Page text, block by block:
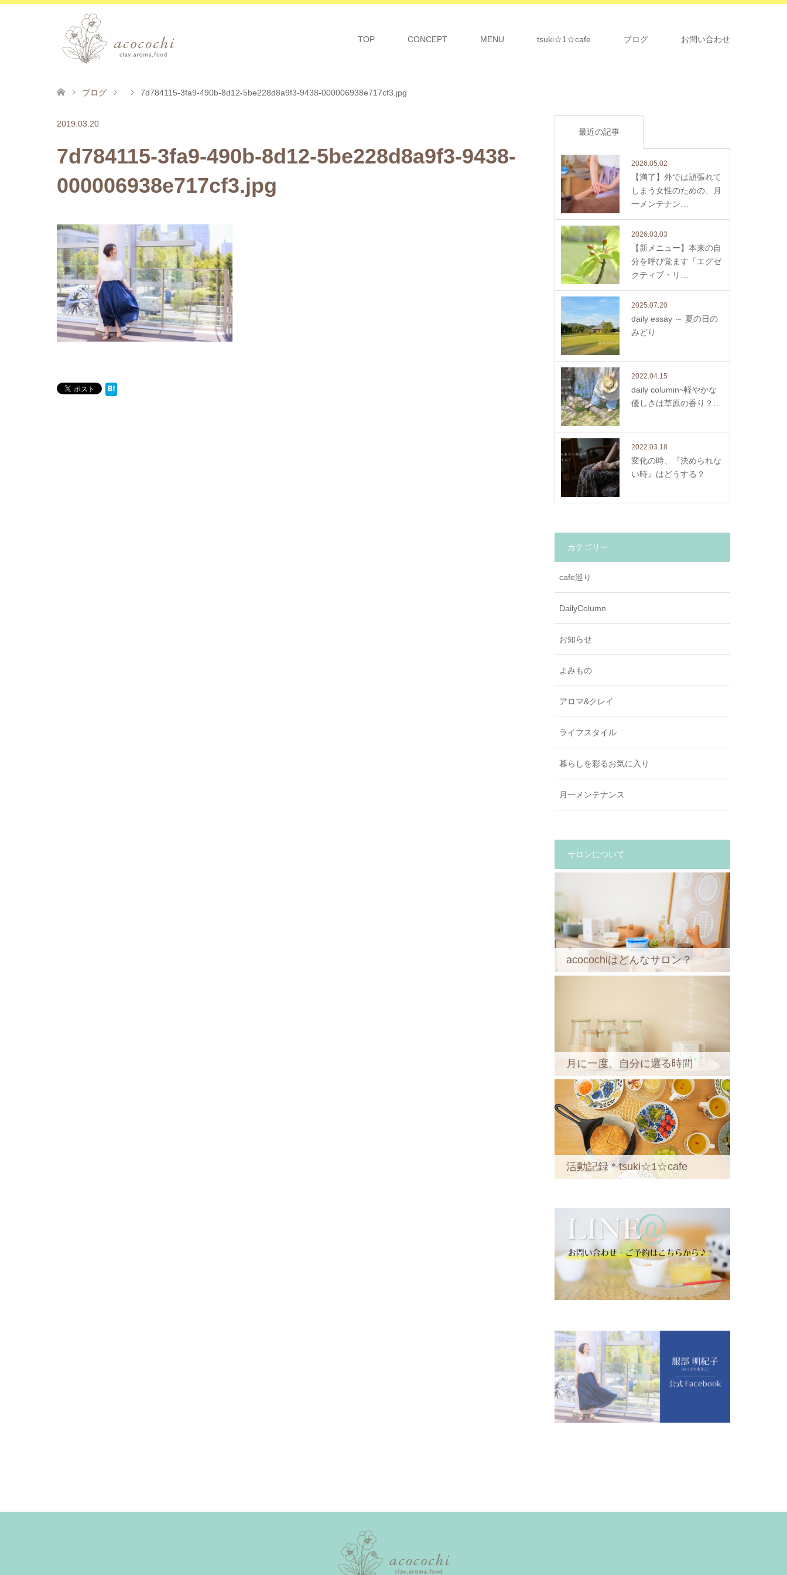
TOP CONCEPT MENU tsuki☆1☆cafe ブログ お問い合わせ
ブログ 7d784115-3fa9-490b-8d12-5be228d8a9f3-9438-000006938e717cf3.jpg
2019.03.20
7d784115-3fa9-490b-8d12-5be228d8a9f3-9438-
000006938e717cf3.jpg
最近の記事
2026.05.02
【満了】外では頑張れて
しまう女性のための、月
一メンテナン…
2026.03.03
【新メニュー】本来の自
分を呼び覚ます「エグゼ
クティブ・リ…
2025.07.20
daily essay ～ 夏の日の
みどり
2022.04.15
daily columin~軽やかな
優しさは草原の香り？…
2022.03.18
変化の時、『決められな
い時』はどうする？
カテゴリー
cafe巡り
DailyColumn
お知らせ
よみもの
アロマ&クレイ
ライフスタイル
暮らしを彩るお気に入り
月一メンテナンス
サロンについて
acocochiはどんなサロン？
月に一度、自分に還る時間
活動記録＊tsuki☆1☆cafe